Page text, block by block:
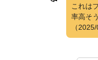
これは
率高そ
（